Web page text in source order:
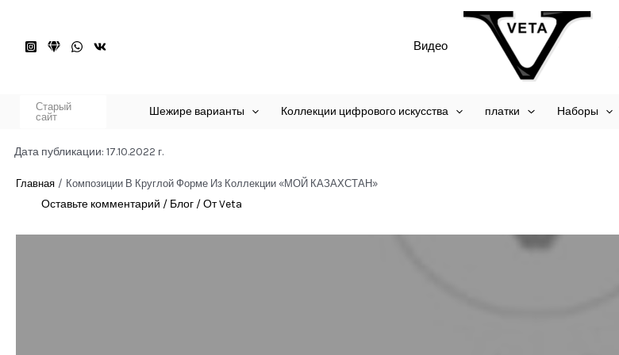
Видео
Старый
сайт
Шежире варианты Коллекции цифрового искусства платки Наборы
Дата публикации: 17.10.2022 г.
Главная Композиции В Круглой Форме Из Коллекции «МОЙ КАЗАХСТАН»
Оставьте комментарий / Блог / ОтVeta